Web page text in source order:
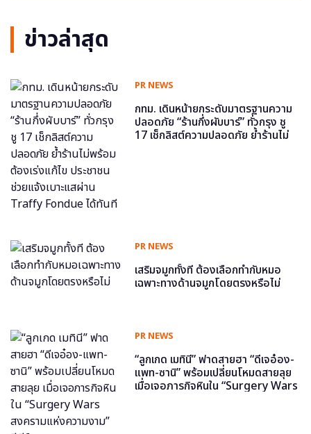
ข่าวล่าสุด
PR NEWS
กทม. เดินหน้ายกระดับมาตรฐานความ
ปลอดภัย “ร้านกึ่งผับบาร์” ทั่วกรุง ชู
17 เช็กลิสต์ความปลอดภัย ย้ำร้านไม่
PR NEWS
เสริมจมูกทั้งที ต้องเลือกทำกับหมอ
เฉพาะทางด้านจมูกโดยตรงหรือไม่
PR NEWS
“ลูกเกด เมทินี” ฟาดสายฮา “ดีเจอ๋อง-
แพท-ซานิ” พร้อมเปลี่ยนโหมดสายลุย
เมื่อเจอภารกิจหินใน “Surgery Wars